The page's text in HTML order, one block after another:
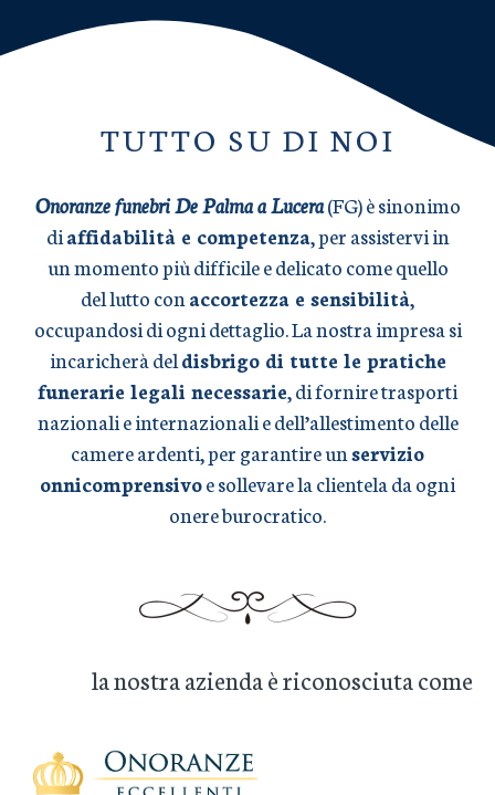
TUTTO SU DI NOI
Onoranze funebri De Palma a Lucera(FG) è sinonimo
diaffidabilità e competenza, per assistervi in
un momento più difficile e delicato come quello
del lutto con accortezza e sensibilità,
occupandosi di ogni dettaglio. La nostra impresa si
incaricherà deldisbrigo di tutte le pratiche
funerarie legali necessarie, di fornire trasporti
nazionali e internazionali e dell’allestimento delle
camere ardenti, per garantire unservizio
onnicomprensivoe sollevare la clientela da ogni
onere burocratico.
la nostra azienda è riconosciuta come